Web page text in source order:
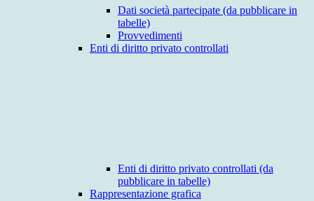
Dati società partecipate (da pubblicare in
tabelle)
Provvedimenti
Enti di diritto privato controllati
Enti di diritto privato controllati (da
pubblicare in tabelle)
Rappresentazione grafica